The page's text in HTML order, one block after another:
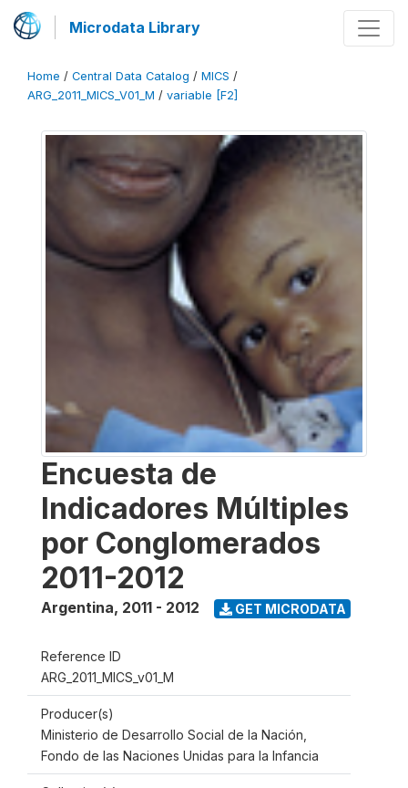
Microdata Library
Home / Central Data Catalog / MICS /
ARG_2011_MICS_V01_M / variable [F2]
Encuesta de
Indicadores Múltiples
por Conglomerados
2011-2012
Argentina, 2011 - 2012 GET MICRODATA
Reference ID
ARG_2011_MICS_v01_M
Producer(s)
Ministerio de Desarrollo Social de la Nación,
Fondo de las Naciones Unidas para la Infancia